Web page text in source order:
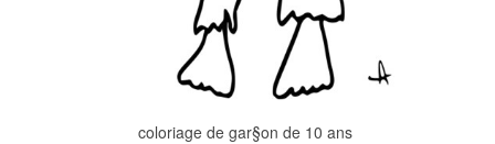
coloriage de gar§on de 10 ans